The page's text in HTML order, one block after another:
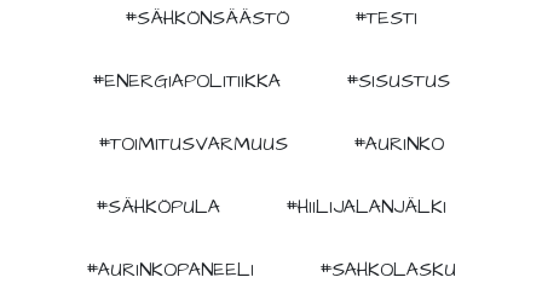
#SÄHKÖNSÄÄSTÖ #TESTI
#ENERGIAPOLITIIKKA #SISUSTUS
#TOIMITUSVARMUUS #AURINKO
#SÄHKÖPULA #HIILIJALANJÄLKI
#AURINKOPANEELI #SAHKOLASKU